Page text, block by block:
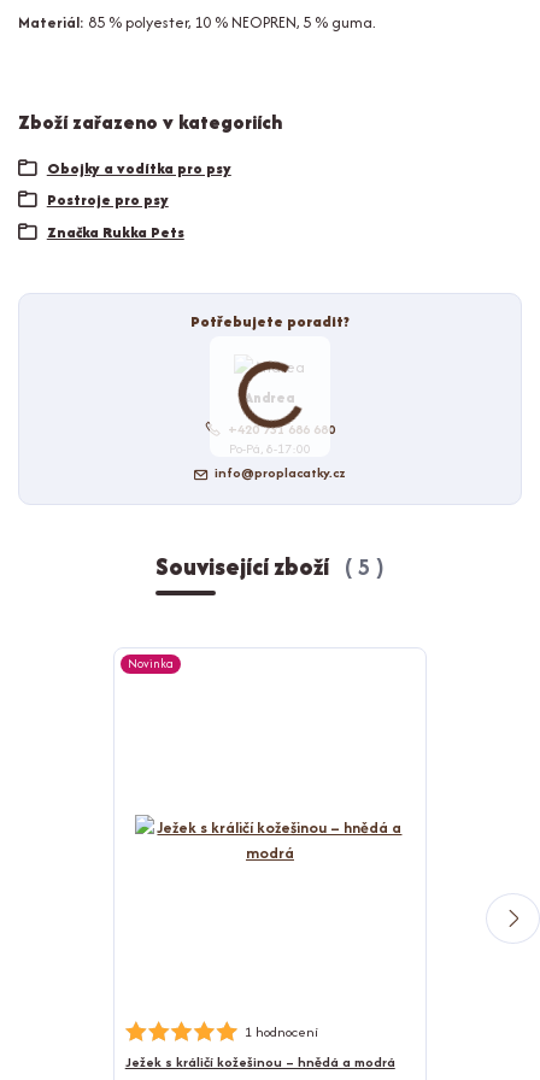
Materiál: 85 % polyester, 10 % NEOPREN, 5 % guma.
Zboží zařazeno v kategoriích
Obojky a vodítka pro psy
Postroje pro psy
Značka Rukka Pets
Potřebujete poradit?
Andrea
+420 731 686 680
Po-Pá, 8-17:00
info@proplacatky.cz
Související zboží 5
Novinka
1 hodnocení
Ježek s králičí kožešinou – hnědá a modrá